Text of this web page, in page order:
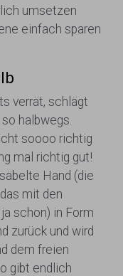
umsetzen
einfach sparen
verrät, schlägt
halbwegs.
soooo richtig
mal richtig gut!
Hand (die
mit den
schon) in Form
zurück und wird
dem freien
gibt endlich